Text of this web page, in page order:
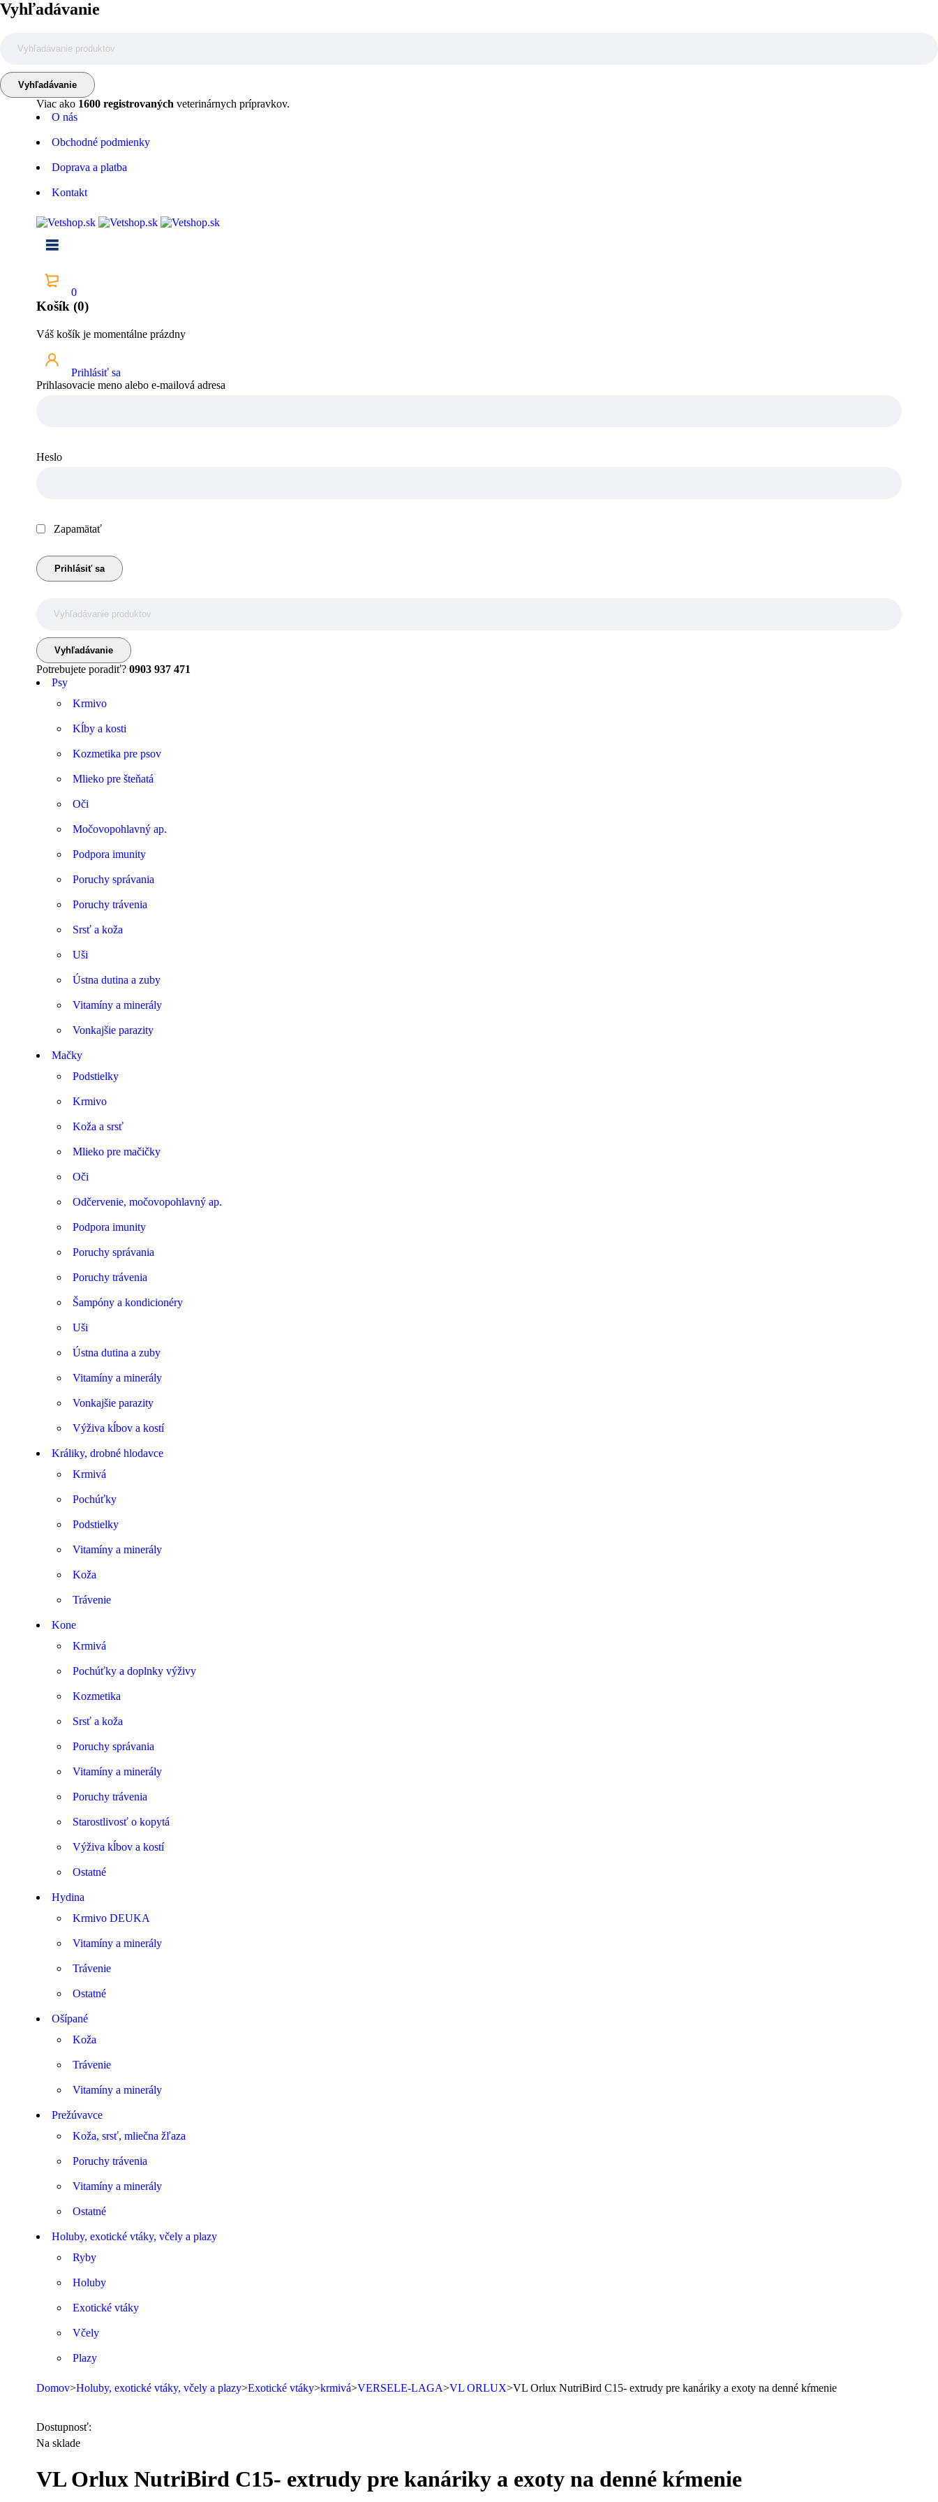
Vyhľadávanie
Viac ako 1600 registrovaných veterinárnych prípravkov.
O nás
Obchodné podmienky
Doprava a platba
Kontakt
0
Košík (0)
Váš košík je momentálne prázdny
Prihlásiť sa
Prihlasovacie meno alebo e-mailová adresa
Heslo
Zapamätať
Potrebujete poradiť? 0903 937 471
Psy
Krmivo
Kĺby a kosti
Kozmetika pre psov
Mlieko pre šteňatá
Oči
Močovopohlavný ap.
Podpora imunity
Poruchy správania
Poruchy trávenia
Srsť a koža
Uši
Ústna dutina a zuby
Vitamíny a minerály
Vonkajšie parazity
Mačky
Podstielky
Krmivo
Koža a srsť
Mlieko pre mačičky
Oči
Odčervenie, močovopohlavný ap.
Podpora imunity
Poruchy správania
Poruchy trávenia
Šampóny a kondicionéry
Uši
Ústna dutina a zuby
Vitamíny a minerály
Vonkajšie parazity
Výživa kĺbov a kostí
Králiky, drobné hlodavce
Krmivá
Pochúťky
Podstielky
Vitamíny a minerály
Koža
Trávenie
Kone
Krmivá
Pochúťky a doplnky výživy
Kozmetika
Srsť a koža
Poruchy správania
Vitamíny a minerály
Poruchy trávenia
Starostlivosť o kopytá
Výživa kĺbov a kostí
Ostatné
Hydina
Krmivo DEUKA
Vitamíny a minerály
Trávenie
Ostatné
Ošípané
Koža
Trávenie
Vitamíny a minerály
Prežúvavce
Koža, srsť, mliečna žľaza
Poruchy trávenia
Vitamíny a minerály
Ostatné
Holuby, exotické vtáky, včely a plazy
Ryby
Holuby
Exotické vtáky
Včely
Plazy
Domov>Holuby, exotické vtáky, včely a plazy>Exotické vtáky>krmivá>VERSELE-LAGA>VL ORLUX>VL Orlux NutriBird C15- extrudy pre kanáriky a exoty na denné kŕmenie
Dostupnosť:
Na sklade
VL Orlux NutriBird C15- extrudy pre kanáriky a exoty na denné kŕmenie